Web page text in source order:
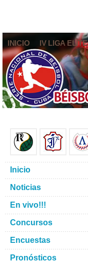
INICIO IV LIGA ELITE
Inicio
Noticias
En vivo!!!
Concursos
Encuestas
Pronósticos